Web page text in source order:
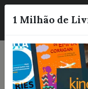
1 Milhão de